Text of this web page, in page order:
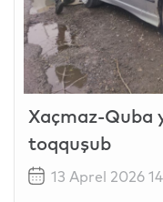
Xaçmaz-Quba
toqquşub
13 Aprel 2026